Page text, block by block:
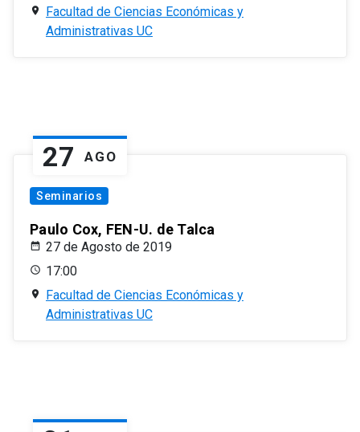
Facultad de Ciencias Económicas y
Administrativas UC
27 AGO
Seminarios
Paulo Cox, FEN-U. de Talca
27 de Agosto de 2019
17:00
Facultad de Ciencias Económicas y
Administrativas UC